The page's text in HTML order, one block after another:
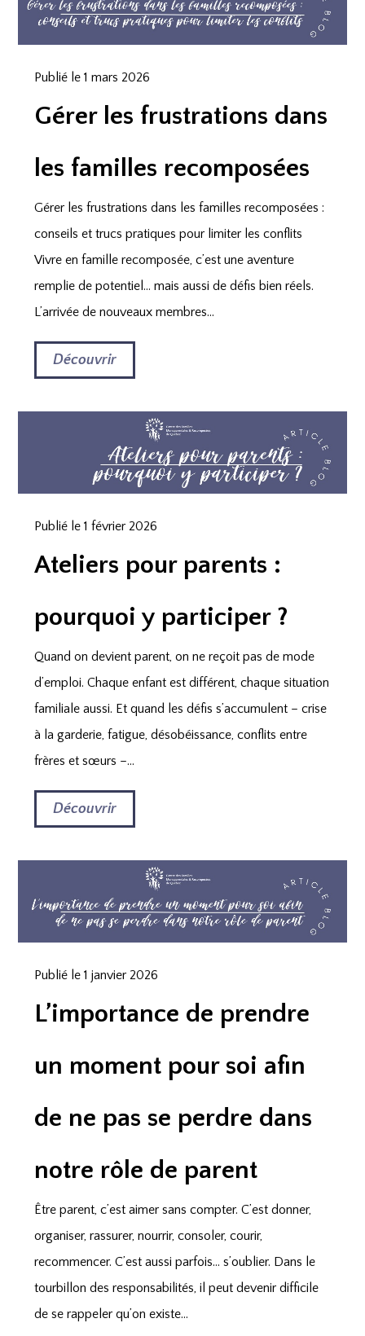
Publié le 1 mars 2026
Gérer les frustrations dans
les familles recomposées
Gérer les frustrations dans les familles recomposées :
conseils et trucs pratiques pour limiter les conflits
Vivre en famille recomposée, c’est une aventure
remplie de potentiel… mais aussi de défis bien réels.
L’arrivée de nouveaux membres...
Découvrir
Publié le 1 février 2026
Ateliers pour parents :
pourquoi y participer ?
Quand on devient parent, on ne reçoit pas de mode
d’emploi. Chaque enfant est différent, chaque situation
familiale aussi. Et quand les défis s’accumulent – crise
à la garderie, fatigue, désobéissance, conflits entre
frères et sœurs –...
Découvrir
Publié le 1 janvier 2026
L’importance de prendre
un moment pour soi afin
de ne pas se perdre dans
notre rôle de parent
Être parent, c’est aimer sans compter. C’est donner,
organiser, rassurer, nourrir, consoler, courir,
recommencer. C’est aussi parfois… s’oublier. Dans le
tourbillon des responsabilités, il peut devenir difficile
de se rappeler qu’on existe...